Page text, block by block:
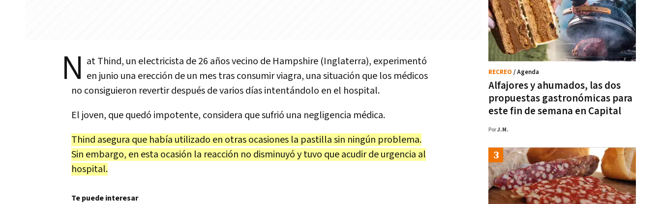
N at Thind, un electricista de 26 años vecino de Hampshire (Inglaterra), experimentó
en junio una erección de un mes tras consumir viagra, una situación que los médicos
no consiguieron revertir después de varios días intentándolo en el hospital.
El joven, que quedó impotente, considera que sufrió una negligencia médica.
Thind asegura que había utilizado en otras ocasiones la pastilla sin ningún problema.
Sin embargo, en esta ocasión la reacción no disminuyó y tuvo que acudir de urgencia al
hospital.
Te puede interesar
Alfajores y ahumados, las dos
propuestas gastronómicas para
este fin de semana en Capital
RECREO / Agenda
PorJ.M.